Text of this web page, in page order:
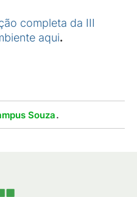
completa da III
aqui.
Souza.